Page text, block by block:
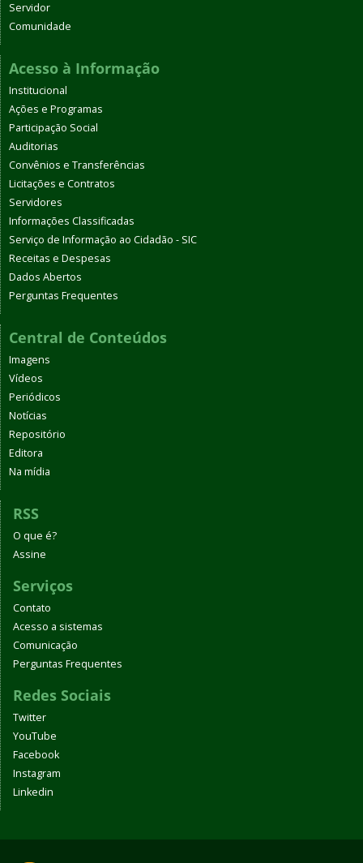
Servidor
Comunidade
Acesso à Informação
Institucional
Ações e Programas
Participação Social
Auditorias
Convênios e Transferências
Licitações e Contratos
Servidores
Informações Classificadas
Serviço de Informação ao Cidadão - SIC
Receitas e Despesas
Dados Abertos
Perguntas Frequentes
Central de Conteúdos
Imagens
Vídeos
Periódicos
Notícias
Repositório
Editora
Na mídia
RSS
O que é?
Assine
Serviços
Contato
Acesso a sistemas
Comunicação
Perguntas Frequentes
Redes Sociais
Twitter
YouTube
Facebook
Instagram
Linkedin